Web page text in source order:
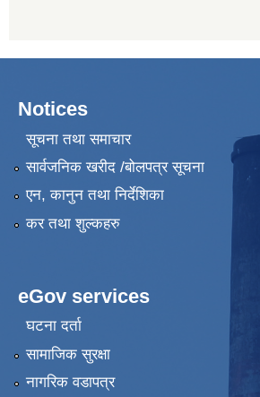
Notices
सूचना तथा समाचार
सार्वजनिक खरीद /बोलपत्र सूचना
एन, कानुन तथा निर्देशिका
कर तथा शुल्कहरु
eGov services
घटना दर्ता
सामाजिक सुरक्षा
नागरिक वडापत्र